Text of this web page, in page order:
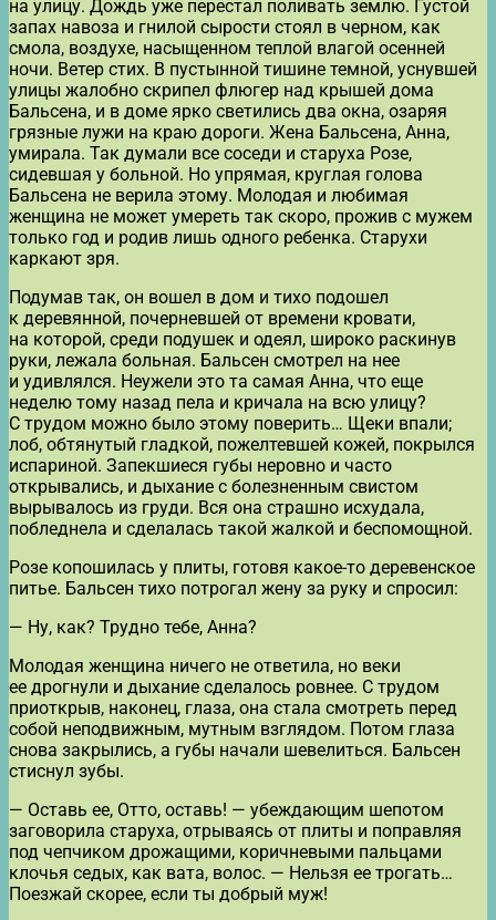
на улицу. Дождь уже перестал поливать землю. Густой
запах навоза и гнилой сырости стоял в черном, как
смола, воздухе, насыщенном теплой влагой осенней
ночи. Ветер стих. В пустынной тишине темной, уснувшей
улицы жалобно скрипел флюгер над крышей дома
Бальсена, и в доме ярко светились два окна, озаряя
грязные лужи на краю дороги. Жена Бальсена, Анна,
умирала. Так думали все соседи и старуха Розе,
сидевшая у больной. Но упрямая, круглая голова
Бальсена не верила этому. Молодая и любимая
женщина не может умереть так скоро, прожив с мужем
только год и родив лишь одного ребенка. Старухи
каркают зря.
Подумав так, он вошел в дом и тихо подошел
к деревянной, почерневшей от времени кровати,
на которой, среди подушек и одеял, широко раскинув
руки, лежала больная. Бальсен смотрел на нее
и удивлялся. Неужели это та самая Анна, что еще
неделю тому назад пела и кричала на всю улицу?
С трудом можно было этому поверить… Щеки впали;
лоб, обтянутый гладкой, пожелтевшей кожей, покрылся
испариной. Запекшиеся губы неровно и часто
открывались, и дыхание с болезненным свистом
вырывалось из груди. Вся она страшно исхудала,
побледнела и сделалась такой жалкой и беспомощной.
Розе копошилась у плиты, готовя какое-то деревенское
питье. Бальсен тихо потрогал жену за руку и спросил:
— Ну, как? Трудно тебе, Анна?
Молодая женщина ничего не ответила, но веки
ее дрогнули и дыхание сделалось ровнее. С трудом
приоткрыв, наконец, глаза, она стала смотреть перед
собой неподвижным, мутным взглядом. Потом глаза
снова закрылись, а губы начали шевелиться. Бальсен
стиснул зубы.
— Оставь ее, Отто, оставь! — убеждающим шепотом
заговорила старуха, отрываясь от плиты и поправляя
под чепчиком дрожащими, коричневыми пальцами
клочья седых, как вата, волос. — Нельзя ее трогать…
Поезжай скорее, если ты добрый муж!